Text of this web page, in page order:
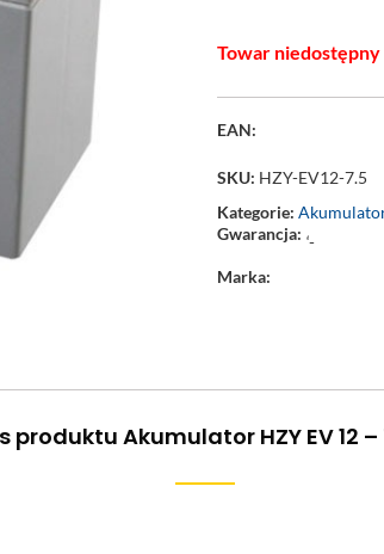
Towar
EAN:
SKU: HZY-EV12-7.5
Kategorie:
Gwarancja: ‘-
Marka:
produktu Akumulator HZY EV 12 –